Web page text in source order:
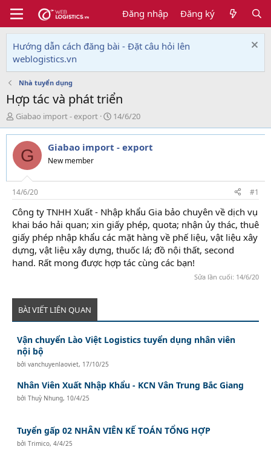
Đăng nhập Đăng ký
Hướng dẫn cách đăng bài - Đặt câu hỏi lên
weblogistics.vn
Nhà tuyển dụng
Hợp tác và phát triển
T
h
r
e
d
s
t
a
r
t
e
r
Giabao import - export
N
g
à
y
i
14/6/20
G Giabao import - export
New member
14/6/20 #1
Công ty TNHH Xuất - Nhập khẩu Gia bảo chuyên về dịch vụ
khai báo hải quan; xin giấy phép, quota; nhận ủy thác, thuê
giấy phép nhập khẩu các mặt hàng về phế liệu, vật liệu xây
dựng, vật liệu xây dựng, thuốc lá; đồ nội thất, second
hand. Rất mong được hợp tác cùng các bạn!
Sửa lần cuối: 14/6/20
BÀI VIẾT LIÊN QUAN
Vận chuyển Lào Việt Logistics tuyển dụng nhân viên
nội bộ
bởivanchuyenlaoviet, 17/10/25
Nhân Viên Xuất Nhập Khẩu - KCN Vân Trung Bắc Giang
bởiThuỳ Nhung, 10/4/25
Tuyển gấp 02 NHÂN VIÊN KẾ TOÁN TỔNG HỢP
bởiTrimico,4/4/25